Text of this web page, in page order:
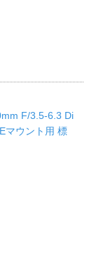
F/3.5-6.3 Di
マウント用 標